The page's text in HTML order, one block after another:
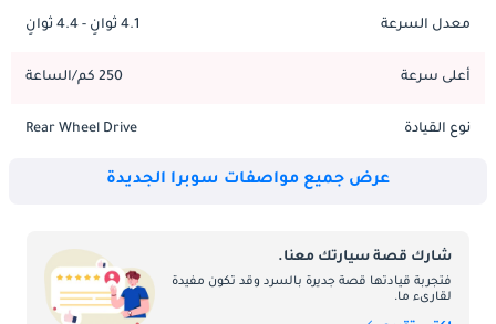
معدل السرعة 4.1 ثوانٍ - 4.4 ثوانٍ
أعلى سرعة 250 كم/الساعة
نوع القيادة Rear Wheel Drive
عرض جميع مواصفات سوبرا الجديدة
شارك قصة سيارتك معنا.
فتجربة قيادتها قصة جديرة بالسرد وقد تكون مفيدة
لقارىء ما.